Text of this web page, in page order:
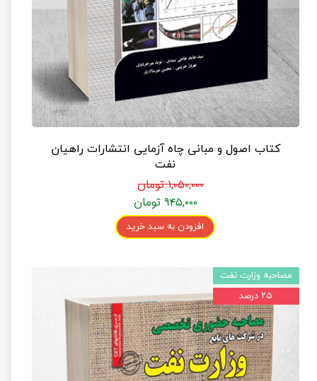
کتاب اصول و مبانی چاه آزمایی انتشارات راهیان
نفت
۱,۰۵۰,۰۰۰ تومان
۹۴۵,۰۰۰ تومان
افزودن به سبد خرید
مصاحبه وزارت نفت
۲۵ درصد